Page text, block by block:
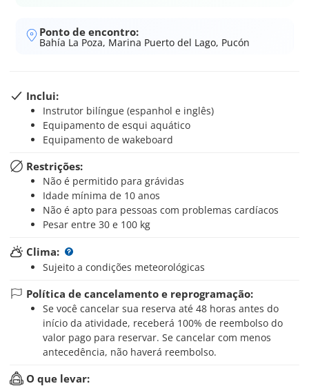
Ponto de encontro:
Bahía La Poza, Marina Puerto del Lago, Pucón
Inclui:
Instrutor bilíngue (espanhol e inglês)
Equipamento de esqui aquático
Equipamento de wakeboard
Restrições:
Não é permitido para grávidas
Idade mínima de 10 anos
Não é apto para pessoas com problemas cardíacos
Pesar entre 30 e 100 kg
Clima:
Sujeito a condições meteorológicas
Política de cancelamento e reprogramação:
Se você cancelar sua reserva até 48 horas antes do
início da atividade, receberá 100% de reembolso do
valor pago para reservar. Se cancelar com menos
antecedência, não haverá reembolso.
O que levar: